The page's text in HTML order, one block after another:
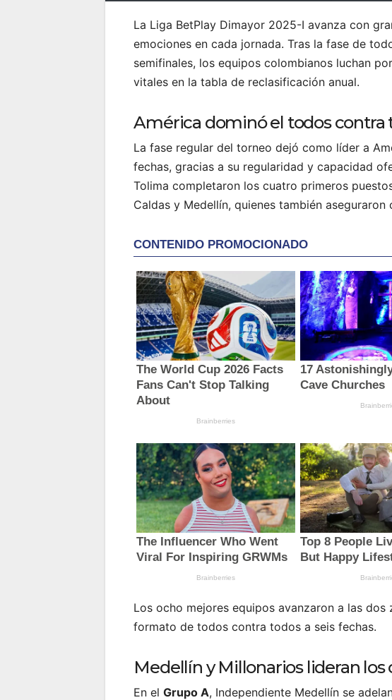
La Liga BetPlay Dimayor 2025-I avanza con
emociones en cada jornada. Tras la fase de
semifinales, los equipos colombianos luchan
vitales en la tabla de reclasificación anual.
América dominó el todos contra
La fase regular del torneo dejó como líder a
fechas, gracias a su regularidad y capacidad
Tolima completaron los cuatro primeros
Caldas y Medellín, quienes también
Los ocho mejores equipos avanzaron a las dos
formato de todos contra todos a seis fechas.
Medellín y Millonarios lideran
En elGrupo A, Independiente Medellín se